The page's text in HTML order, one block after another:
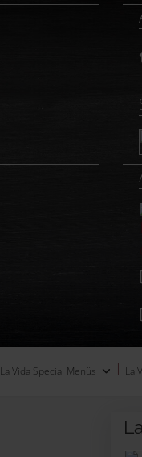
La Vida Special Menüs La